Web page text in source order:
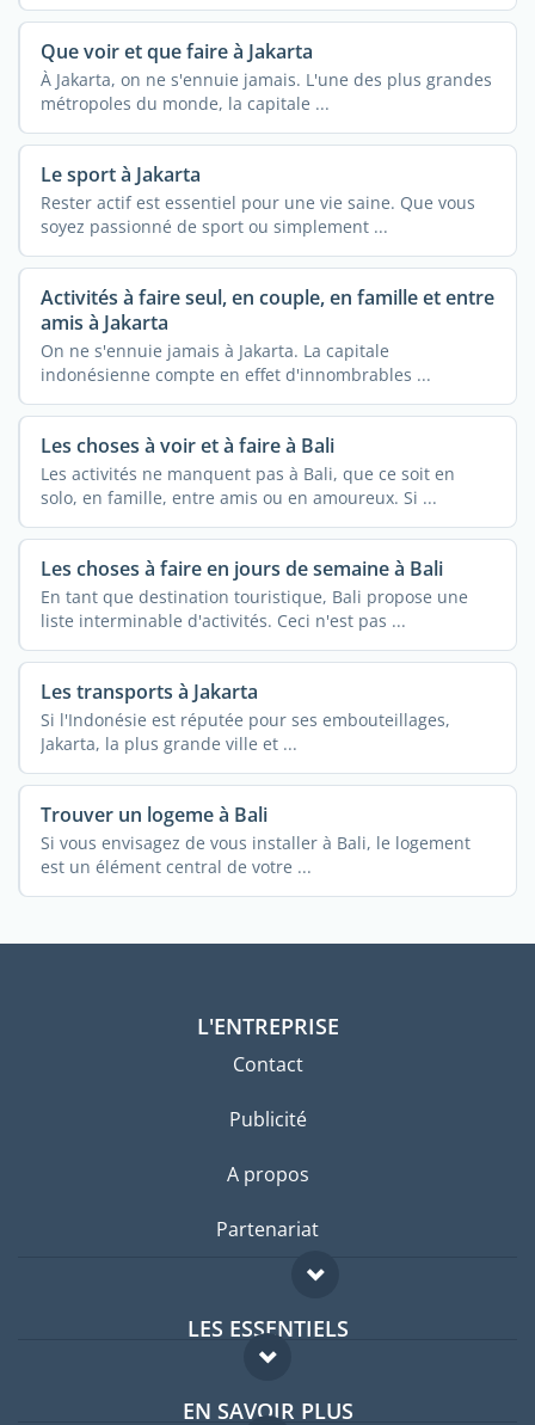
Que voir et que faire à Jakarta
À Jakarta, on ne s'ennuie jamais. L'une des plus grandes
métropoles du monde, la capitale ...
Le sport à Jakarta
Rester actif est essentiel pour une vie saine. Que vous
soyez passionné de sport ou simplement ...
Activités à faire seul, en couple, en famille et entre
amis à Jakarta
On ne s'ennuie jamais à Jakarta. La capitale
indonésienne compte en effet d'innombrables ...
Les choses à voir et à faire à Bali
Les activités ne manquent pas à Bali, que ce soit en
solo, en famille, entre amis ou en amoureux. Si ...
Les choses à faire en jours de semaine à Bali
En tant que destination touristique, Bali propose une
liste interminable d'activités. Ceci n'est pas ...
Les transports à Jakarta
Si l'Indonésie est réputée pour ses embouteillages,
Jakarta, la plus grande ville et ...
Trouver un logeme à Bali
Si vous envisagez de vous installer à Bali, le logement
est un élément central de votre ...
L'ENTREPRISE
Contact
Publicité
A propos
Partenariat
LES ESSENTIELS
Forum expatriés
EN SAVOIR PLUS